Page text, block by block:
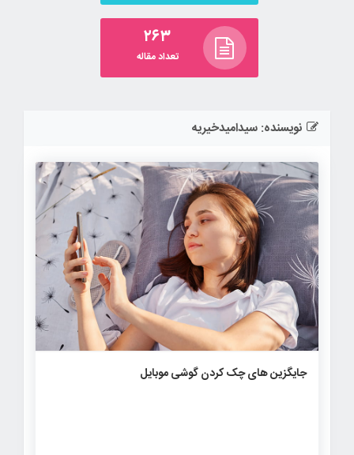
۲۶۳
تعداد مقاله
نویسنده: سیدامیدخیریه
جایگزین های چک کردن گوشی موبایل